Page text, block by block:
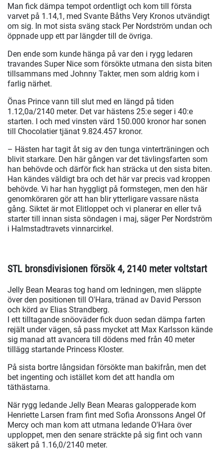
Man fick dämpa tempot ordentligt och kom till första
varvet på 1.14,1, med Svante Båths Very Kronos utvändigt
om sig. In mot sista sväng stack Per Nordström undan och
öppnade upp ett par längder till de övriga.
Den ende som kunde hänga på var den i rygg ledaren
travandes Super Nice som försökte utmana den sista biten
tillsammans med Johnny Takter, men som aldrig kom i
farlig närhet.
Önas Prince vann till slut med en längd på tiden
1.12,0a/2140 meter. Det var hästens 25:e seger i 40:e
starten. I och med vinsten värd 150.000 kronor har sonen
till Chocolatier tjänat 9.824.457 kronor.
– Hästen har tagit åt sig av den tunga vinterträningen och
blivit starkare. Den här gången var det tävlingsfarten som
han behövde och därför fick han sträcka ut den sista biten.
Han kändes väldigt bra och det här var precis vad kroppen
behövde. Vi har han hyggligt på formstegen, men den här
genomköraren gör att han blir ytterligare vassare nästa
gång. Siktet är mot Elitloppet och vi planerar en eller två
starter till innan sista söndagen i maj, säger Per Nordström
i Halmstadtravets vinnarcirkel.
STL bronsdivisionen försök 4, 2140 meter voltstart
Jelly Bean Mearas tog hand om ledningen, men släppte
över den positionen till O'Hara, tränad av David Persson
och körd av Elias Strandberg.
I ett tilltagande snöoväder fick duon sedan dämpa farten
rejält under vägen, så pass mycket att Max Karlsson kände
sig manad att avancera till dödens med från 40 meter
tillägg startande Princess Kloster.
På sista bortre långsidan försökte man bakifrån, men det
bet ingenting och istället kom det att handla om
täthästarna.
När rygg ledande Jelly Bean Mearas galopperade kom
Henriette Larsen fram fint med Sofia Aronssons Angel Of
Mercy och man kom att utmana ledande O'Hara över
upploppet, men den senare sträckte på sig fint och vann
säkert på 1.16,0/2140 meter.